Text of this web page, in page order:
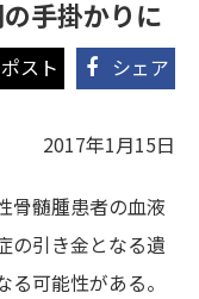
手掛かりに
シェア
2017年1月15日
骨髄腫患者の血液
の引き金となる遺
可能性がある。